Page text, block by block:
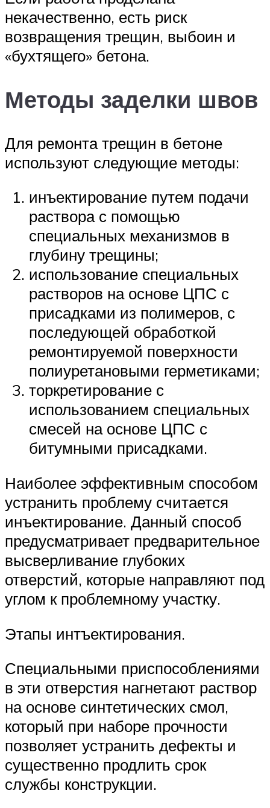
некачественно, есть риск
возвращения трещин, выбоин и
«бухтящего» бетона.
Методы заделки швов
Для ремонта трещин в бетоне
используют следующие методы:
инъектирование путем подачи
раствора с помощью
специальных механизмов в
глубину трещины;
использование специальных
растворов на основе ЦПС с
присадками из полимеров, с
последующей обработкой
ремонтируемой поверхности
полиуретановыми герметиками;
торкретирование с
использованием специальных
смесей на основе ЦПС с
битумными присадками.
Наиболее эффективным способом
устранить проблему считается
инъектирование. Данный способ
предусматривает предварительное
высверливание глубоких
отверстий, которые направляют под
углом к проблемному участку.
Этапы интъектирования.
Специальными приспособлениями
в эти отверстия нагнетают раствор
на основе синтетических смол,
который при наборе прочности
позволяет устранить дефекты и
существенно продлить срок
службы конструкции.